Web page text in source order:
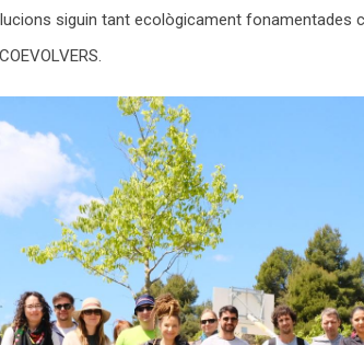
siguin tant ecològicament fonamentades